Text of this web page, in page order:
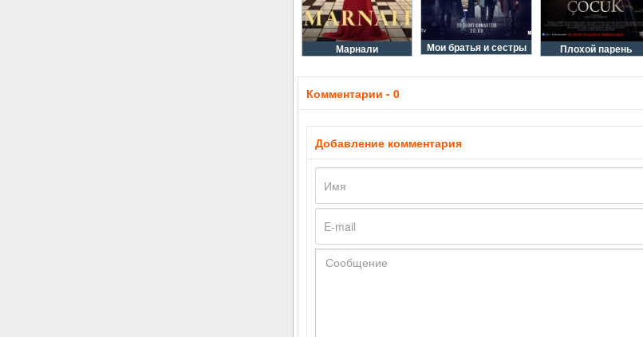
Марнали Мои братья и сестры Плохой парень
Комментарии - 0
Добавление комментария